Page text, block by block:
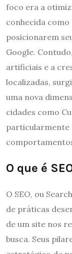
foco era a
conhecida como
posicionarem
Google.
artificiais e a
localizadas,
uma nova
cidades como
particularmente
O que é
O SEO, ou
de práticas
de um site nos
busca. Seus